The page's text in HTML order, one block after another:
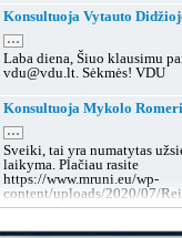
Konsultuoja Vytauto
...
Laba diena, Šiuo klausimu
vdu@vdu.lt. Sėkmės! VDU
Konsultuoja Mykolo
...
Sveiki, tai yra numatytas
laikyma. Plačiau rasite
https://www.mruni.eu/wp-
content/uploads/2020/07/
Konsultuoja Lietuvos